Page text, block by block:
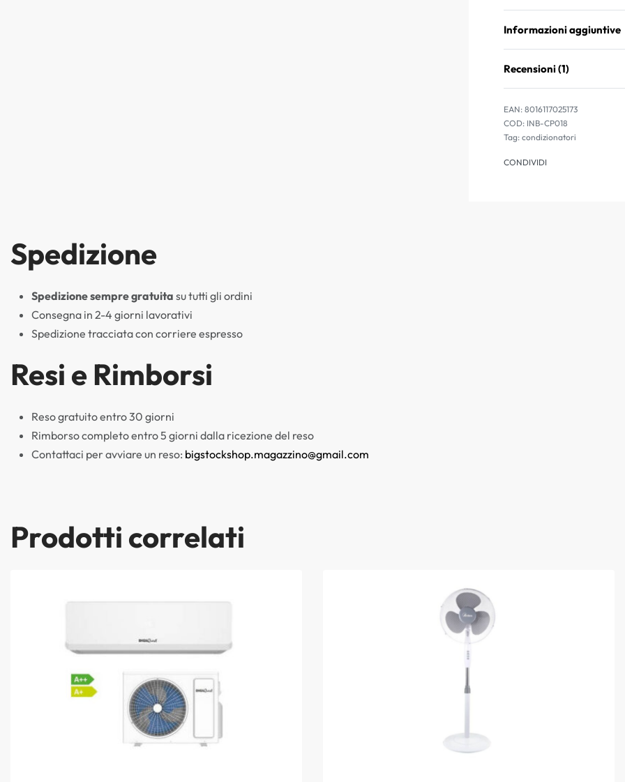
Informazioni aggiuntive
Recensioni (1)
EAN: 8016117025173
INB-CP018
Tag: condizionatori
CONDIVIDI
Spedizione
Spedizione sempre gratuita su tutti gli ordini
Consegna in 2-4 giorni lavorativi
Spedizione tracciata con corriere espresso
Resi e Rimborsi
Reso gratuito entro 30 giorni
Rimborso completo entro 5 giorni dalla ricezione del reso
Contattaci per avviare un reso: bigstockshop.magazzino@gmail.com
Prodotti correlati